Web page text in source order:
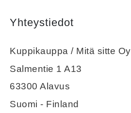
Yhteystiedot
Kuppikauppa / Mitä sitte Oy
Salmentie 1 A13
63300 Alavus
Suomi - Finland